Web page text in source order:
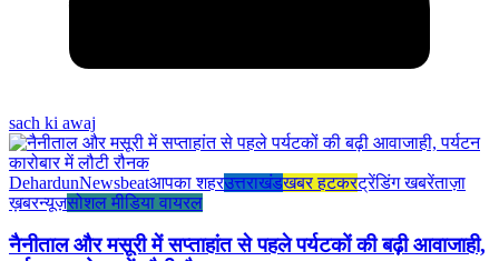
sach ki awaj
DehardunNewsbeatआपका शहरउत्तराखंडखबर हटकरट्रेंडिंग खबरेंताज़ा
ख़बरन्यूज़सोशल मीडिया वायरल
नैनीताल और मसूरी में सप्ताहांत से पहले पर्यटकों की बढ़ी आवाजाही,